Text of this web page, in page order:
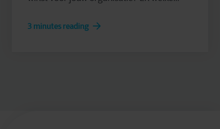
3 minutes reading